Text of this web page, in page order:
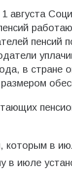
августа
пенсий
в стране
которым в
в июле